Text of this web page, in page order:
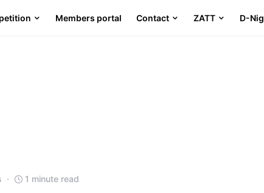
Members portal Contact ZATT D-
1 minute read